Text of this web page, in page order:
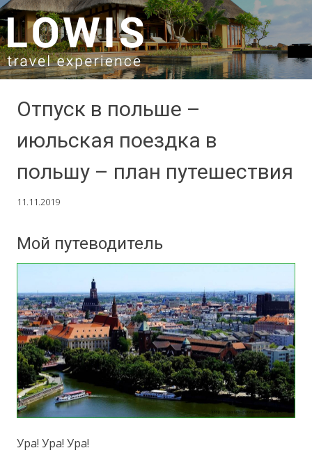
SKIP TO CONTENT
Отпуск в польше –
июльская поездка в
польшу – план путешествия
11.11.2019
Мой путеводитель
Ура! Ура! Ура!